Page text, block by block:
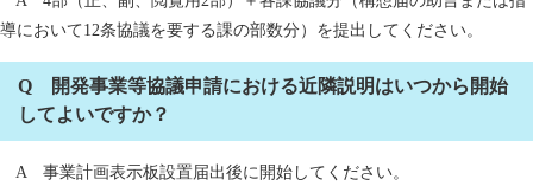
導において12条協議を要する課の部数分）を提出してください。
Q 開発事業等協議申請における近隣説明はいつから開始
してよいですか？
A 事業計画表示板設置届出後に開始してください。